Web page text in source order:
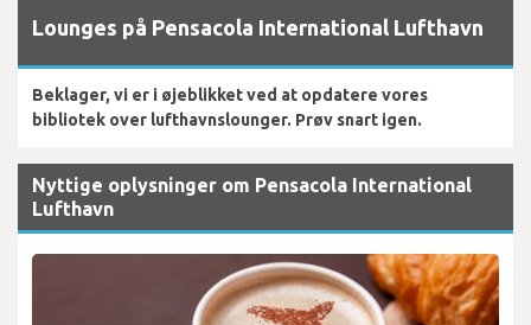
Lounges på Pensacola International Lufthavn
Beklager, vi er i øjeblikket ved at opdatere vores
bibliotek over lufthavnslounger. Prøv snart igen.
Nyttige oplysninger om Pensacola International
Lufthavn